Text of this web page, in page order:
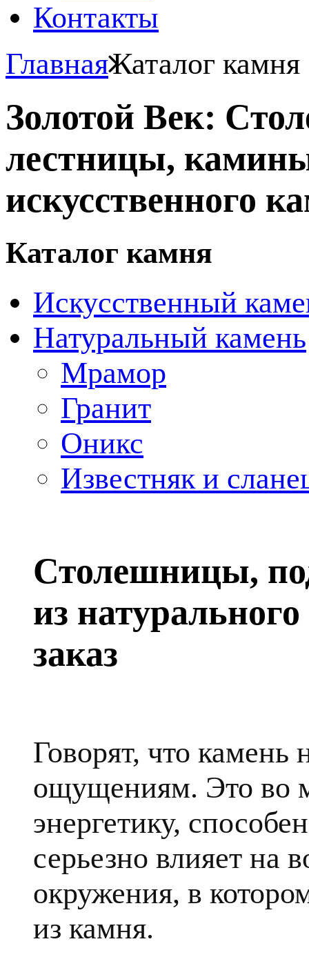
Контакты
ГлавнаяКаталог камня
Золотой Век:
лестницы,
искусственного
Каталог камня
Искусственный
Натуральный камень
Мрамор
Гранит
Оникс
Известняк и
Столешницы,
из
заказ
Говорят, что
ощущениям. Это во
энергетику,
серьезно влияет на
окружения, в
из камня.